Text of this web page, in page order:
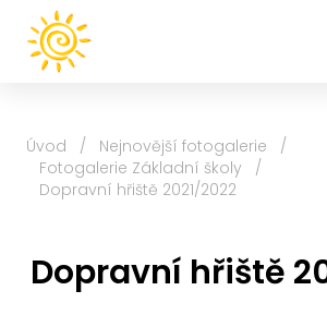
Úvod / Nejnovější fotogalerie
/
Fotogalerie Základní školy
/
Dopravní hřiště 2021/2022
Dopravní hřiště